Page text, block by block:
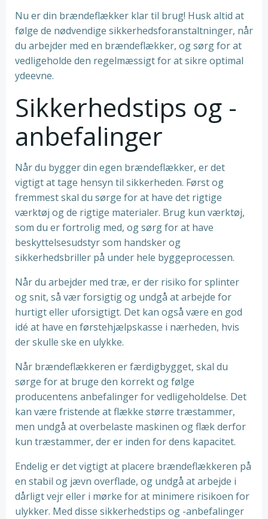
Nu er din brændeflækker klar til brug! Husk altid at
følge de nødvendige sikkerhedsforanstaltninger, når
du arbejder med en brændeflækker, og sørg for at
vedligeholde den regelmæssigt for at sikre optimal
ydeevne.
Sikkerhedstips og -
anbefalinger
Når du bygger din egen brændeflækker, er det
vigtigt at tage hensyn til sikkerheden. Først og
fremmest skal du sørge for at have det rigtige
værktøj og de rigtige materialer. Brug kun værktøj,
som du er fortrolig med, og sørg for at have
beskyttelsesudstyr som handsker og
sikkerhedsbriller på under hele byggeprocessen.
Når du arbejder med træ, er der risiko for splinter
og snit, så vær forsigtig og undgå at arbejde for
hurtigt eller uforsigtigt. Det kan også være en god
idé at have en førstehjælpskasse i nærheden, hvis
der skulle ske en ulykke.
Når brændeflækkeren er færdigbygget, skal du
sørge for at bruge den korrekt og følge
producentens anbefalinger for vedligeholdelse. Det
kan være fristende at flække større træstammer,
men undgå at overbelaste maskinen og flæk derfor
kun træstammer, der er inden for dens kapacitet.
Endelig er det vigtigt at placere brændeflækkeren på
en stabil og jævn overflade, og undgå at arbejde i
dårligt vejr eller i mørke for at minimere risikoen for
ulykker. Med disse sikkerhedstips og -anbefalinger